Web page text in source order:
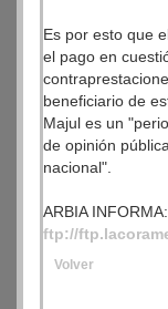
Es por esto que
el pago en
beneficiario de
Majul es un
de opinión
nacional".
ARBIA INFORMA:
ftp://
Volver